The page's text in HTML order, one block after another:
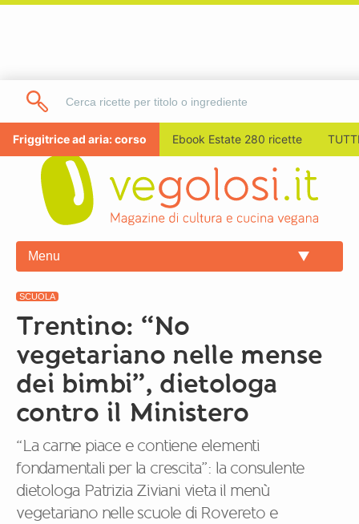
Friggitrice ad aria: corso Ebook Estate 280 ricette
Menu
SCUOLA
Trentino: “No
vegetariano nelle mense
dei bimbi”, dietologa
contro il Ministero
“La carne piace e contiene elementi
fondamentali per la crescita”: la consulente
dietologa Patrizia Ziviani vieta il menù
vegetariano nelle scuole di Rovereto e